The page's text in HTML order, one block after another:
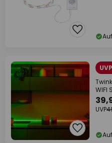
WIFI
UVP